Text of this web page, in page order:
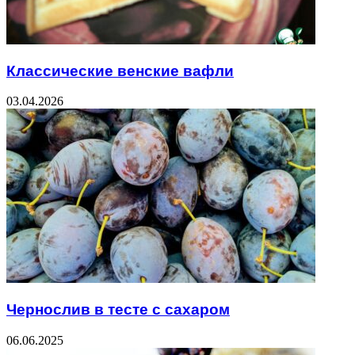
Классические венские вафли
03.04.2026
Чернослив в тесте с сахаром
06.06.2025